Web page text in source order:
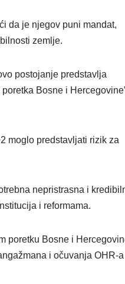
da je njegov puni mandat,
zemlje.
postojanje predstavlja
Bosne i
moglo predstavljati rizik za
nepristrasna i
i reformama.
poretku Bosne i
i očuvanja OHR-a